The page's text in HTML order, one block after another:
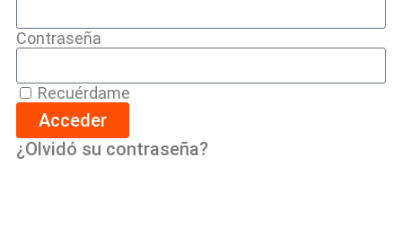
Contraseña
Recuérdame
Acceder
¿Olvidó su contraseña?